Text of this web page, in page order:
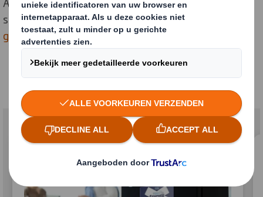
sinds 2025 in stijlvolle maar eenvoudige bruine
golfkartonnen dozennaar klanten in Europa.
Gerelateerde artikelen